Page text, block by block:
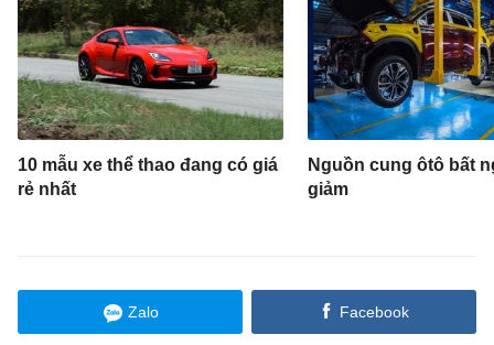
10 mẫu xe thể thao đang có giá
rẻ nhất
Nguồn cung ôtô bất
giảm
Zalo Facebook